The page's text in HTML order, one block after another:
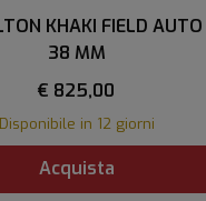
KHAKI FIELD AUTO
38 MM
€ 825,00
in 12 giorni
Acquista